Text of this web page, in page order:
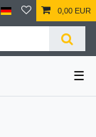
0,00 EUR
☰